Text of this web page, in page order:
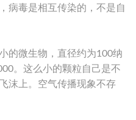
病毒是相互传染的，不是自
的微生物，直径约为100纳
。这么小的颗粒自己是不
沫上。空气传播现象不存